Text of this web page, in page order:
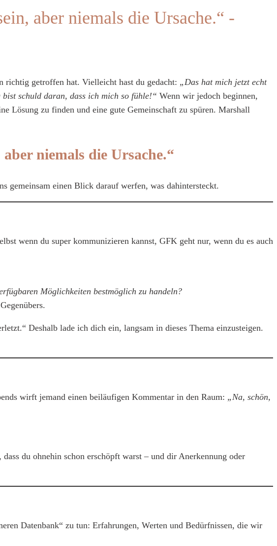
aber niemals die Ursache.“ -
richtig getroffen hat. Vielleicht hast du gedacht: „Das hat mich jetzt echt
schuld daran, dass ich mich so fühle!“ Wenn wir jedoch beginnen,
Lösung zu finden und eine gute Gemeinschaft zu spüren. Marshall
niemals die Ursache.“
gemeinsam einen Blick darauf werfen, was dahintersteckt.
wenn du super kommunizieren kannst, GFK geht nur, wenn du es auch
Möglichkeiten bestmöglich zu handeln?
Deshalb lade ich dich ein, langsam in dieses Thema einzusteigen.
wirft jemand einen beiläufigen Kommentar in den Raum: „Na, schön,
du ohnehin schon erschöpft warst – und dir Anerkennung oder
Datenbank“ zu tun: Erfahrungen, Werten und Bedürfnissen, die wir